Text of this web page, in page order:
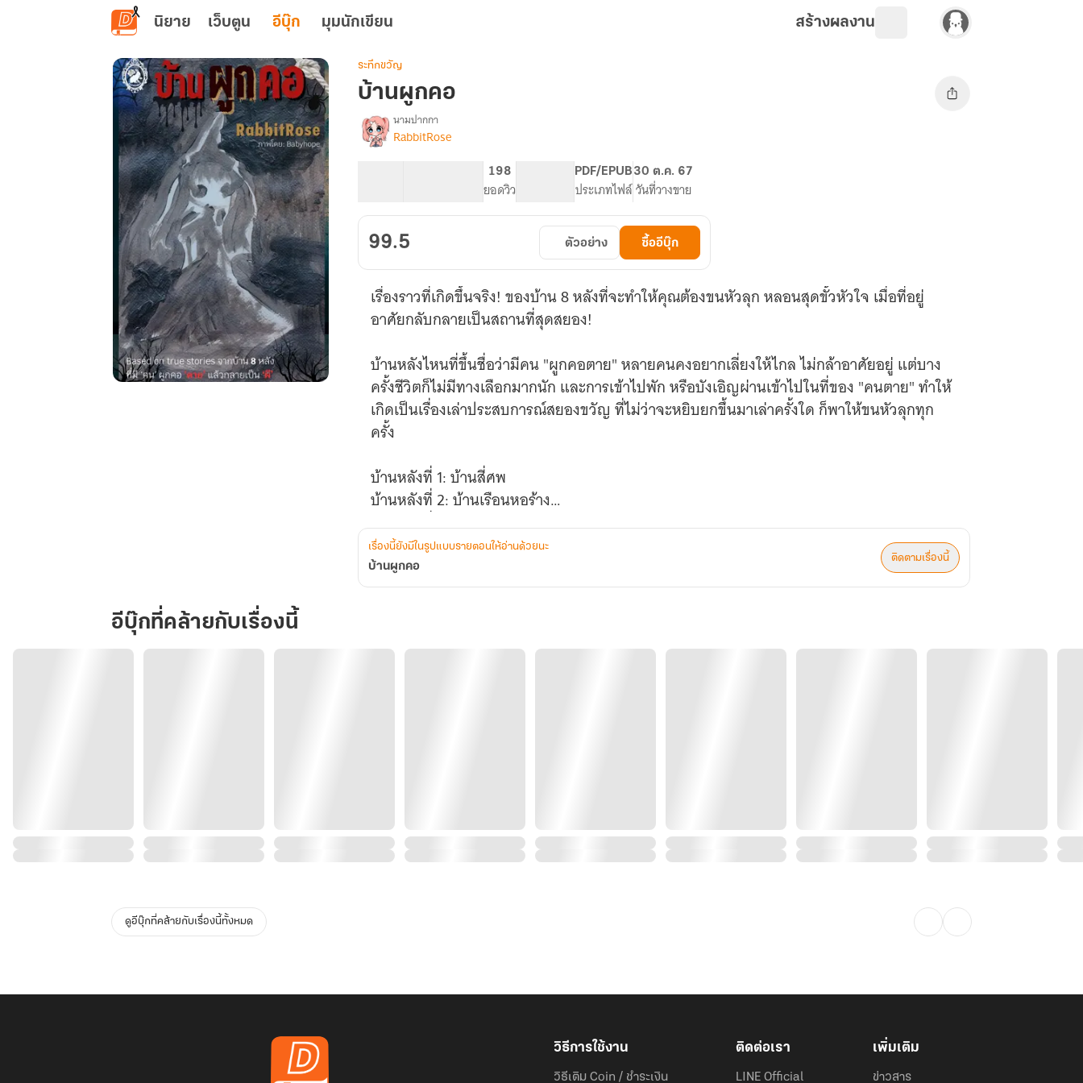
ข้ามไปยังเนื้อหาหลัก
นิยาย เว็บตูน อีบุ๊ก มุมนักเขียน สร้างผลงาน
ระทึกขวัญ
บ้านผูกคอ
เรื่อง
บ้าน
นามปากกา
RabbitRose
198
ยอดวิว
PDF/EPUB
ประเภทไฟล์
30 ต.ค. 67
วันที่วางขาย
99.5 ตัวอย่าง ซื้ออีบุ๊ก
เรื่องราวที่เกิดขึ้นจริง! ของบ้าน 8 หลังที่จะทำให้คุณต้องขนหัวลุก หลอนสุดขั้วหัวใจ เมื่อที่อยู่
อาศัยกลับกลายเป็นสถานที่สุดสยอง!
บ้านหลังไหนที่ขึ้นชื่อว่ามีคน "ผูกคอตาย" หลายคนคงอยากเลี่ยงให้ไกล ไม่กล้าอาศัยอยู่ แต่บาง
ครั้งชีวิตก็ไม่มีทางเลือกมากนัก และการเข้าไปพัก หรือบังเอิญผ่านเข้าไปในที่ของ "คนตาย" ทำให้
เกิดเป็นเรื่องเล่าประสบการณ์สยองขวัญ ที่ไม่ว่าจะหยิบยกขึ้นมาเล่าครั้งใด ก็พาให้ขนหัวลุกทุก
ครั้ง
บ้านหลังที่ 1: บ้านสี่ศพ
บ้านหลังที่ 2: บ้านเรือนหอร้าง
บ้านหลังที่ 3: บ้านสยองร้อยปี
บ้านหลังที่ 4: บ้านผีชวนผูกคอ
บ้านหลังที่ 5: บ้านสยองของน้าสาว
บ้านหลังที่ 6: บ้านโหดผีโคตรดุ
เรื่องนี้ยังมีในรูปแบบรายตอนให้อ่านด้วยนะ
บ้านผูกคอ
ติดตามเรื่องนี้
อีบุ๊กที่คล้ายกับเรื่องนี้
ดูอีบุ๊กที่คล้ายกับเรื่องนี้ทั้งหมด
วิธีการใช้งาน
วิธีเติม Coin / ชำระเงิน
ติดต่อเรา
LINE Official
เพิ่มเติม
ข่าวสาร